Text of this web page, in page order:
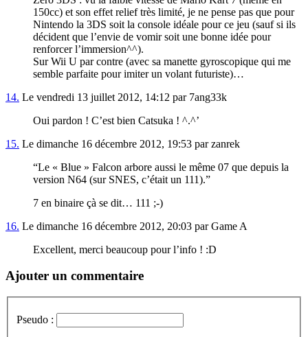
150cc) et son effet relief très limité, je ne pense pas que pour
Nintendo la 3DS soit la console idéale pour ce jeu (sauf si ils
décident que l’envie de vomir soit une bonne idée pour
renforcer l’immersion^^).
Sur Wii U par contre (avec sa manette gyroscopique qui me
semble parfaite pour imiter un volant futuriste)…
14. Le vendredi 13 juillet 2012, 14:12 par 7ang33k
Oui pardon ! C’est bien Catsuka ! ^.^’
15. Le dimanche 16 décembre 2012, 19:53 par zanrek
“Le « Blue » Falcon arbore aussi le même 07 que depuis la
version N64 (sur SNES, c’était un 111).”
7 en binaire çà se dit… 111 ;-)
16. Le dimanche 16 décembre 2012, 20:03 par Game A
Excellent, merci beaucoup pour l’info ! :D
Ajouter un commentaire
Pseudo :